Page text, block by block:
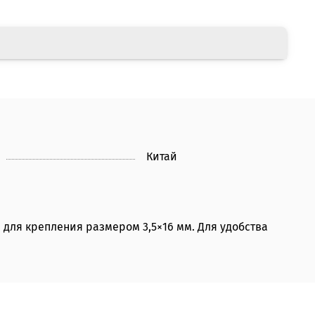
Китай
крепления размером 3,5×16 мм. Для удобства